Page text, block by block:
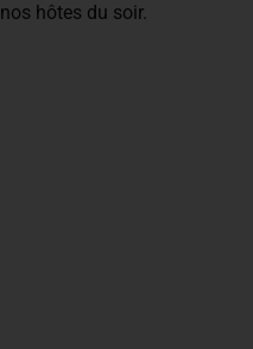
nos hôtes du soir.